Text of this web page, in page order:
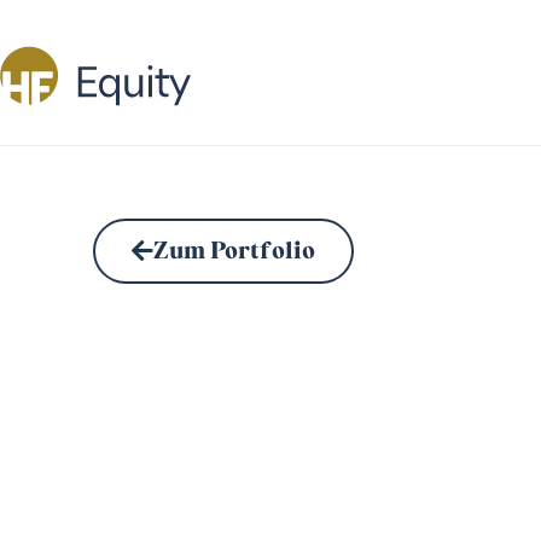
Zum Portfolio